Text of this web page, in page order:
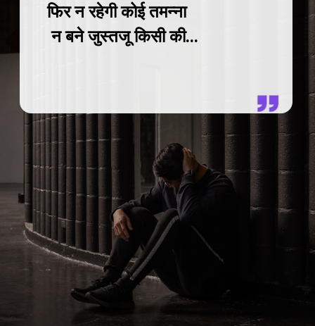
फिर न रहेगी कोई तमन्ना
न बने जुस्तजू किसी की...